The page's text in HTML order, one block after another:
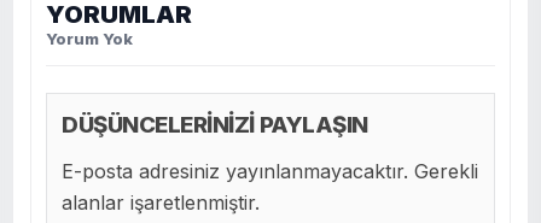
YORUMLAR
Yorum Yok
DÜŞÜNCELERİNİZİ PAYLAŞIN
E-posta adresiniz yayınlanmayacaktır. Gerekli
alanlar işaretlenmiştir.